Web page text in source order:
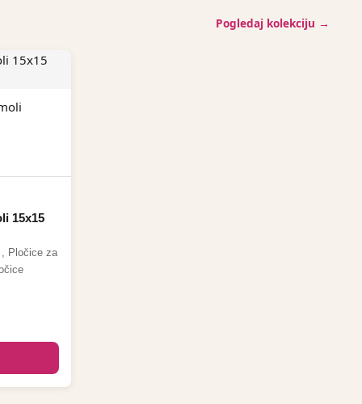
Pogledaj kolekciju →
15x15
Pločice za